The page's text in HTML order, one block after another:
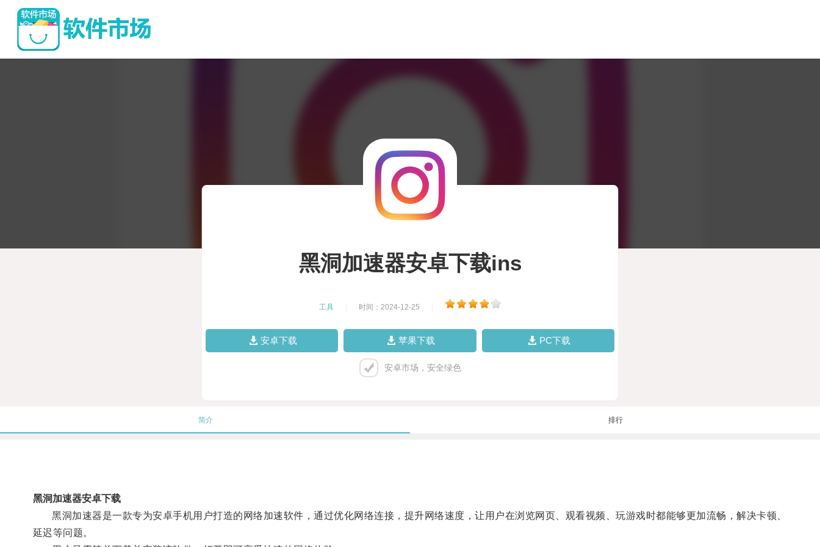
黑洞加速器安卓下载ins
工具 时间：2024-12-25
安卓下载 苹果下载 PC下载
安卓市场，安全绿色
简介 排行
黑洞加速器安卓下载
黑洞加速器是一款专为安卓手机用户打造的网络加速软件，通过优化网络连接，提升网络速度，让用户在浏览网页、观看视频、玩游戏时都能够更加流畅，解决卡顿、
延迟等问题。